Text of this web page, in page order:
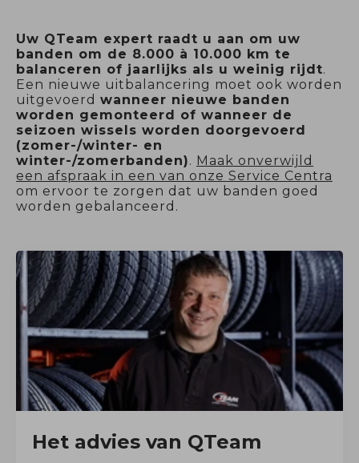
Uw QTeam expert raadt u aan om uw
banden om de 8.000 à 10.000 km te
balanceren of jaarlijks als u weinig rijdt.
Een nieuwe uitbalancering moet ook worden
uitgevoerd wanneer nieuwe banden
worden gemonteerd of wanneer de
seizoen wissels worden doorgevoerd
(zomer-/winter- en
winter-/zomerbanden). Maak onverwijld
een afspraak in een van onze Service Centra
om ervoor te zorgen dat uw banden goed
worden gebalanceerd.
Het advies van QTeam